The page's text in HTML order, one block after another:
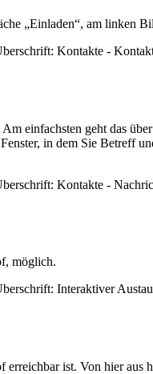
„Einladen“, am linken
Kontakte -
einfachsten geht das
in dem Sie Betreff
Kontakte -
möglich.
Interaktiver
ist. Von hier aus